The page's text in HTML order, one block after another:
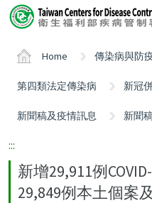
Center
block
Home 傳染病與防
第四類法定傳染病 新冠
新聞稿及疫情訊息 新聞
:::
新增29,911例
29,849例本土個案